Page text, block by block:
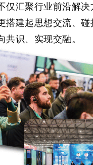
仅汇聚行业前沿解
搭建起思想交流、
共识、实现交融。